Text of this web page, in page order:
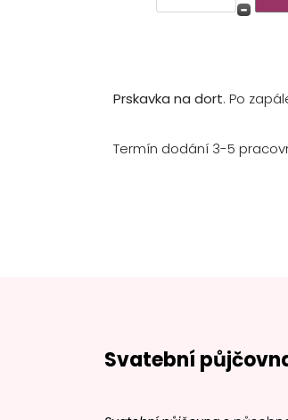
Prskavka na dort. Po
Termín dodání 3-5
Svatební